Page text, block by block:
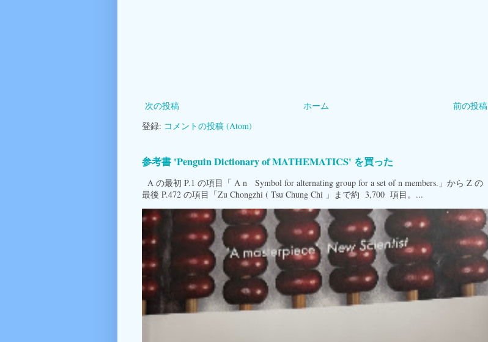
次の投稿 前の投稿
ホーム
登録: コメントの投稿 (Atom)
参考書 'Penguin Dictionary of MATHEMATICS' を買った
A の最初 P.1 の項目「 A n Symbol for alternating group for a set of n members.」から Z の
最後 P.472 の項目「Zu Chongzhi ( Tsu Chung Chi 」まで約 3,700 項目。...